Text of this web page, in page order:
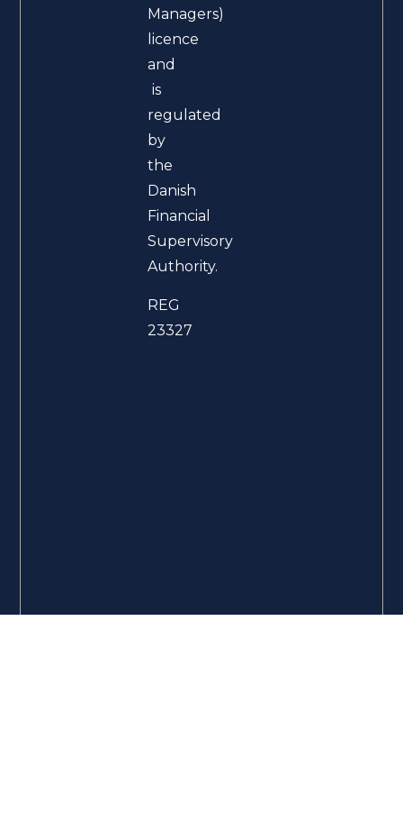
Managers)
licence
and
is
regulated
by
the
Danish
Financial
Supervisory
Authority.
REG
23327